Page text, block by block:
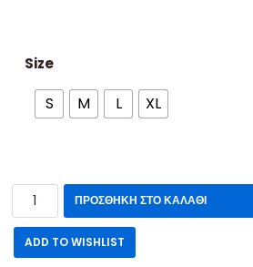
Size
S M L XL
ΠΡΟΣΘΉΚΗ ΣΤΟ ΚΑΛΆΘΙ
ADD TO WISHLIST